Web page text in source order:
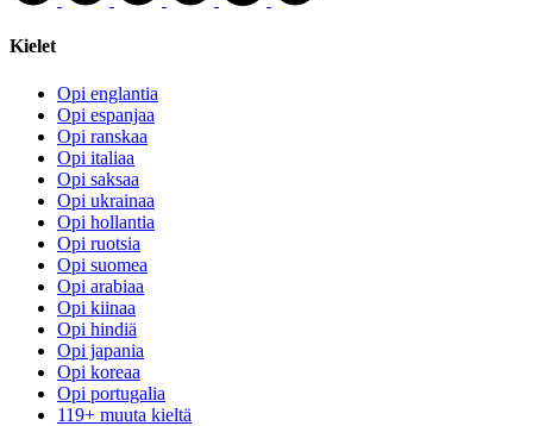
Kielet
Opi englantia
Opi espanjaa
Opi ranskaa
Opi italiaa
Opi saksaa
Opi ukrainaa
Opi hollantia
Opi ruotsia
Opi suomea
Opi arabiaa
Opi kiinaa
Opi hindiä
Opi japania
Opi koreaa
Opi portugalia
119+ muuta kieltä